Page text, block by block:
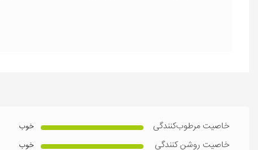
خاصیت مرطوب‌کنندگی خوب
خاصیت روشن کنندگی خوب